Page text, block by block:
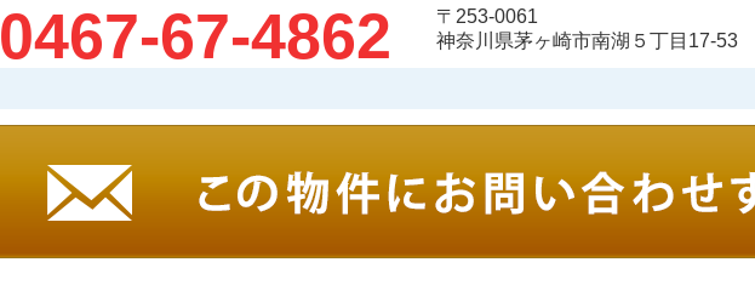
0467-67-4862
〒253-0061
神奈川県茅ヶ崎市南湖５丁目17-53